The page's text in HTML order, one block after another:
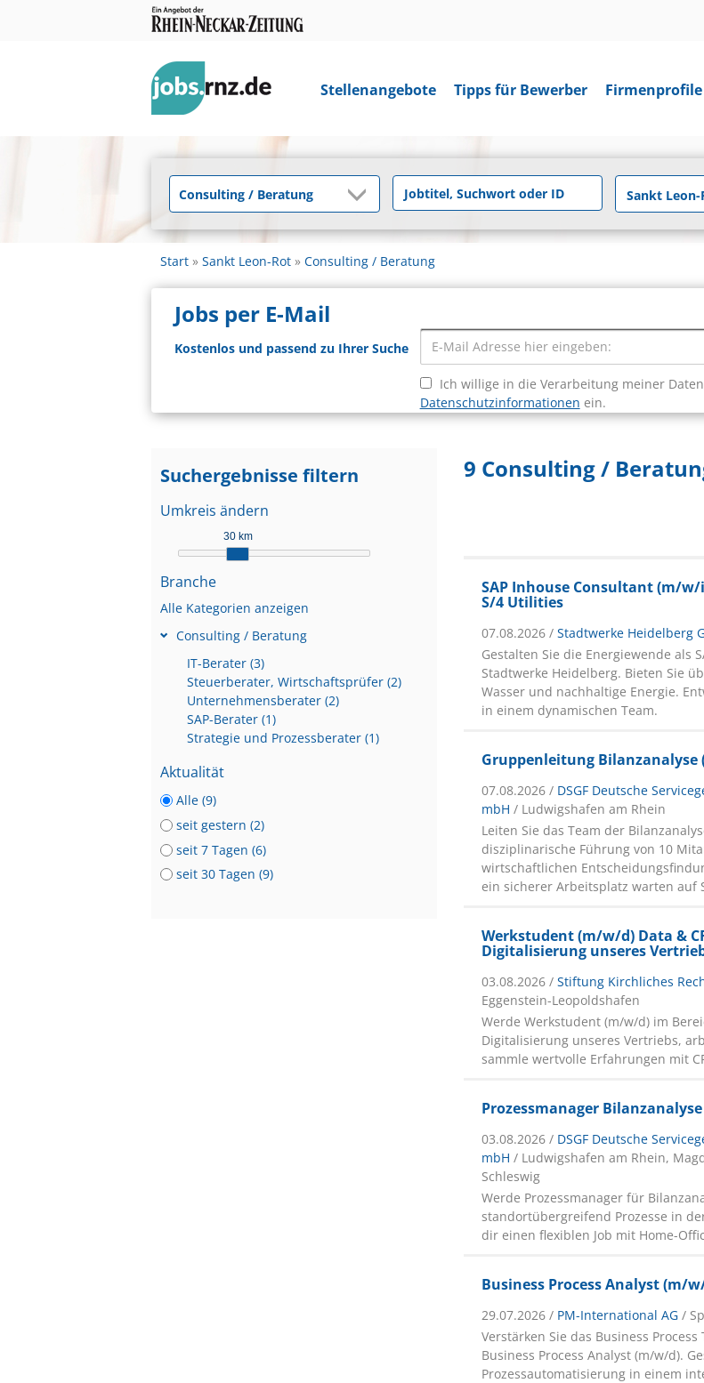
Stellenangebote Tipps für Bewerber Firmenprofile
Start Sankt Leon-Rot Consulting / Beratung
Jobs per E-Mail
Kostenlos und passend zu Ihrer Suche
Ich willige in die Verarbeitung meiner
Datenschutzinformationen ein.
Suchergebnisse filtern
Umkreis ändern
30 km
Branche
Alle Kategorien anzeigen
Consulting / Beratung
IT-Berater (3)
Steuerberater, Wirtschaftsprüfer (2)
Unternehmensberater (2)
SAP-Berater (1)
Strategie und Prozessberater (1)
Aktualität
Alle (9)
seit gestern (2)
seit 7 Tagen (6)
seit 30 Tagen (9)
9 Consulting /
SAP Inhouse Consultant (m/w/
S/4 Utilities
07.08.2026 /Stadtwerke Heidelberg
Gestalten Sie die Energiewende als
Stadtwerke Heidelberg. Bieten Sie
Wasser und nachhaltige Energie.
in einem dynamischen Team.
Gruppenleitung
07.08.2026 / DSGF Deutsche
mbH / Ludwigshafen am Rhein
Leiten Sie das Team der
disziplinarische Führung von 10
wirtschaftlichen
ein sicherer Arbeitsplatz warten auf
Werkstudent (m/w/d) Data &
Digitalisierung unseres
03.08.2026 /Stiftung Kirchliches
Eggenstein-Leopoldshafen
Werde Werkstudent (m/w/d) im
Digitalisierung unseres Vertriebs,
sammle wertvolle Erfahrungen mit
Prozessmanager
03.08.2026 / DSGF Deutsche
mbH / Ludwigshafen am Rhein,
Schleswig
Werde Prozessmanager für
standortübergreifend Prozesse in
dir einen flexiblen Job mit Home-
Business Process Analyst (m/
29.07.2026 / PM-International AG /
Verstärken Sie das Business
Business Process Analyst (m/w/d).
Prozessautomatisierung in einem